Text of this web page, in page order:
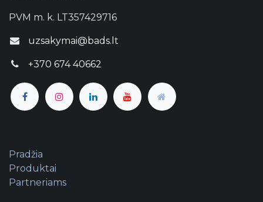
PVM m. k. LT357429716
uzsakymai@bads.lt
+370 674 40662
Pradžia
Produktai
Partneriams